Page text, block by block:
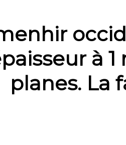
à
planes. La